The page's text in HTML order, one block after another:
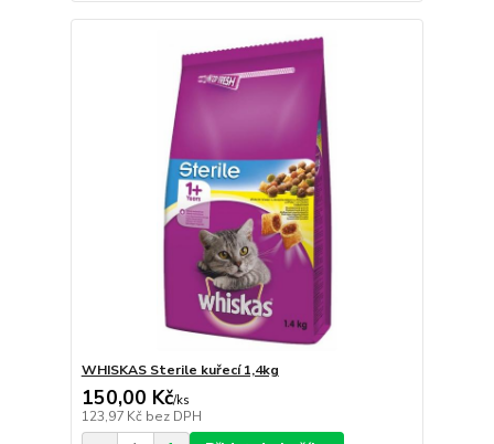
WHISKAS Sterile kuřecí 1,4kg
150,00 Kč/ks
123,97 Kč bez DPH